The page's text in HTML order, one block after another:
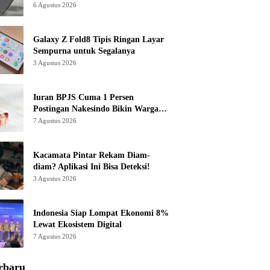
6 Agustus 2026
Galaxy Z Fold8 Tipis Ringan Layar
Sempurna untuk Segalanya
3 Agustus 2026
Iuran BPJS Cuma 1 Persen
Postingan Nakesindo Bikin Warganet
Murka
7 Agustus 2026
Kacamata Pintar Rekam Diam-
diam? Aplikasi Ini Bisa Deteksi!
3 Agustus 2026
Indonesia Siap Lompat Ekonomi 8%
Lewat Ekosistem Digital
7 Agustus 2026